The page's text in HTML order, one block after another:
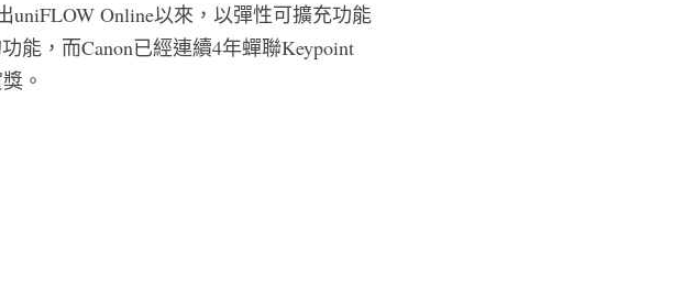
uniFLOW Online以來，以彈性可擴充功能
能，而Canon已經連續4年蟬聯Keypoint
。